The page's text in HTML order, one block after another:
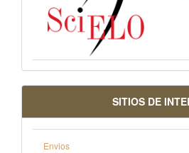
SITIOS DE
Envios